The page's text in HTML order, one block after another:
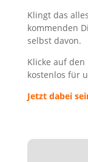
Klingt das
kommenden
selbst davon.
Klicke auf
kostenlos für
Jetzt dabei